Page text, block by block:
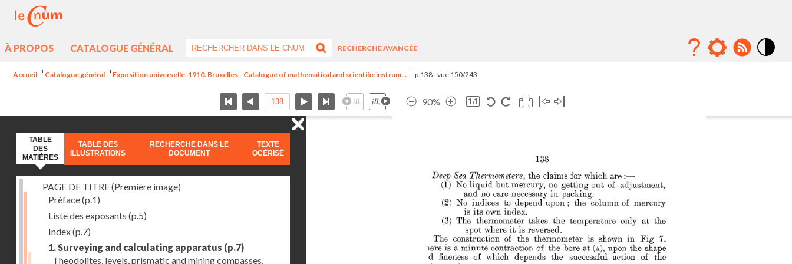
À PROPOS CATALOGUE GÉNÉRAL
RECHERCHE AVANCÉE
Accueil Catalogue général Exposition universelle. 1910. Bruxelles - Catalogue of mathematical and scientific instrum... p.138 - vue 150/243
90%
TABLE
DES
MATIÈRES
TABLE DES
ILLUSTRATIONS
RECHERCHE DANS LE
DOCUMENT
TEXTE
OCÉRISÉ
PAGE DE TITRE (Première image)
Préface(p.1)
Liste des exposants (p.5)
Index(p.7)
1. Surveying and calculating apparatus (p.7)
Theodolites, levels, prismatic and mining compasses,